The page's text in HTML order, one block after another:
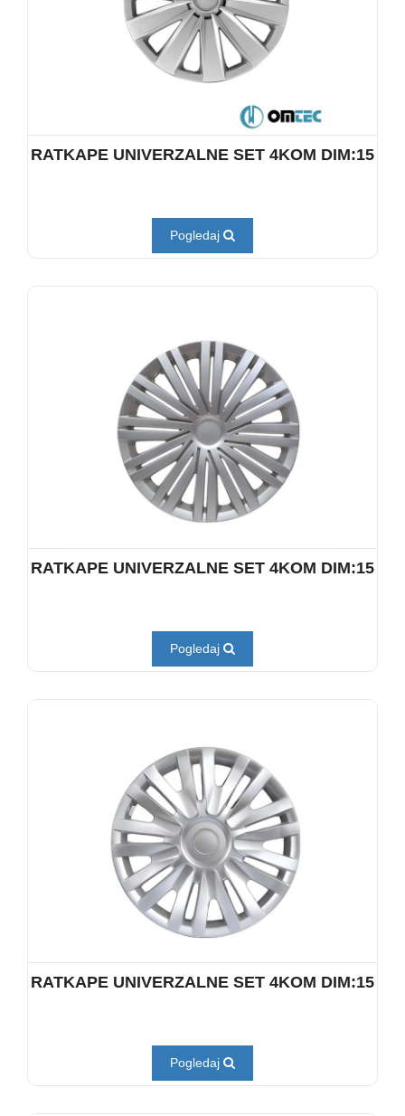
RATKAPE UNIVERZALNE SET 4KOM DIM:15
Pogledaj
RATKAPE UNIVERZALNE SET 4KOM DIM:15
Pogledaj
RATKAPE UNIVERZALNE SET 4KOM DIM:15
Pogledaj